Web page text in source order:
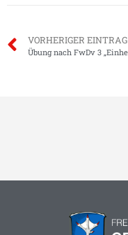
VORHERIGER EINTRAG